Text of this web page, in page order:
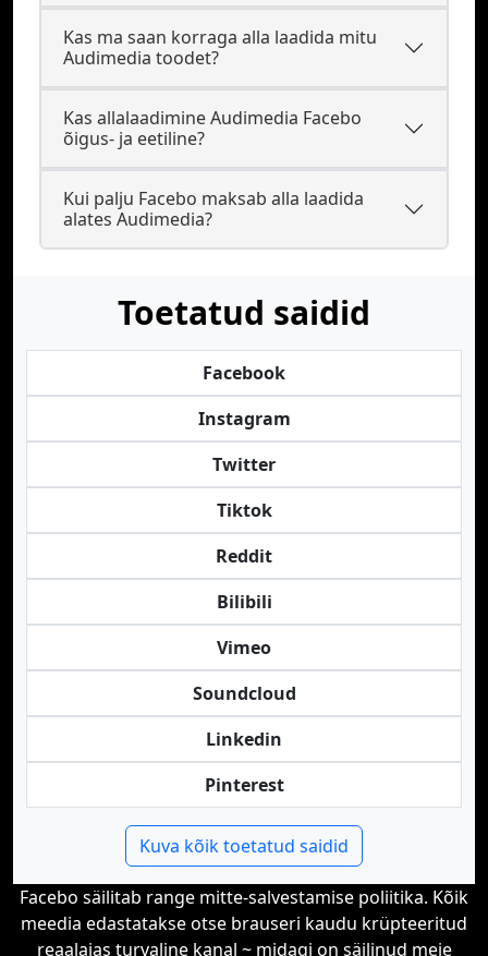
Kas ma saan korraga alla laadida mitu
Audimedia toodet?
Kas allalaadimine Audimedia Facebo
õigus- ja eetiline?
Kui palju Facebo maksab alla laadida
alates Audimedia?
Toetatud saidid
Facebook
Instagram
Twitter
Tiktok
Reddit
Bilibili
Vimeo
Soundcloud
Linkedin
Pinterest
Kuva kõik toetatud saidid
Facebo säilitab range mitte-salvestamise poliitika. Kõik
meedia edastatakse otse brauseri kaudu krüpteeritud
reaalajas turvaline kanal ~ midagi on säilinud meie